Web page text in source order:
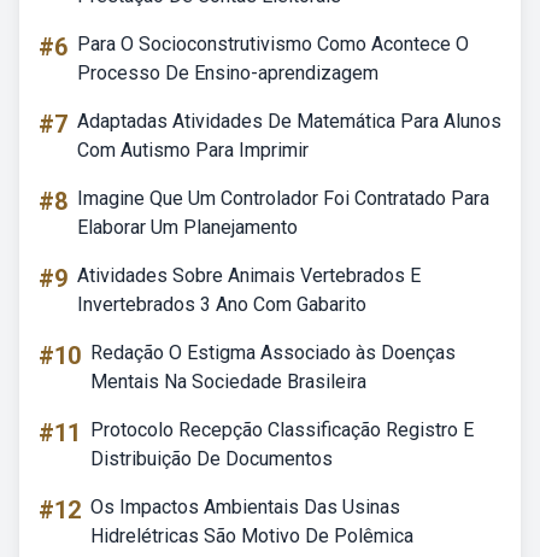
#6 Para O Socioconstrutivismo Como Acontece O
Processo De Ensino-aprendizagem
#7 Adaptadas Atividades De Matemática Para Alunos
Com Autismo Para Imprimir
#8 Imagine Que Um Controlador Foi Contratado Para
Elaborar Um Planejamento
#9 Atividades Sobre Animais Vertebrados E
Invertebrados 3 Ano Com Gabarito
#10 Redação O Estigma Associado às Doenças
Mentais Na Sociedade Brasileira
#11
Protocolo Recepção Classificação Registro E
Distribuição De Documentos
#12 Os Impactos Ambientais Das Usinas
Hidrelétricas São Motivo De Polêmica